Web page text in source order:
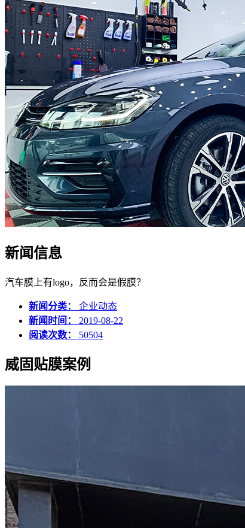
新闻信息
汽车膜上有logo，反而会是假膜？
新闻分类： 企业动态
新闻时间： 2019-08-22
阅读次数： 50504
威固贴膜案例